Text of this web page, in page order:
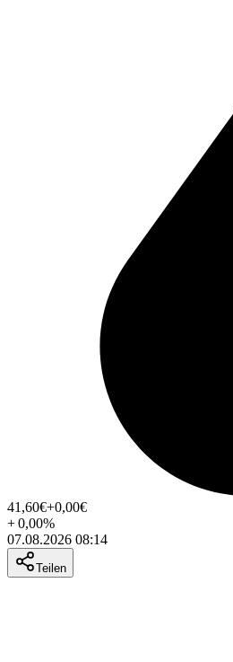
41,60€+0,00€
+0,00%
07.08.2026 08:14
Teilen